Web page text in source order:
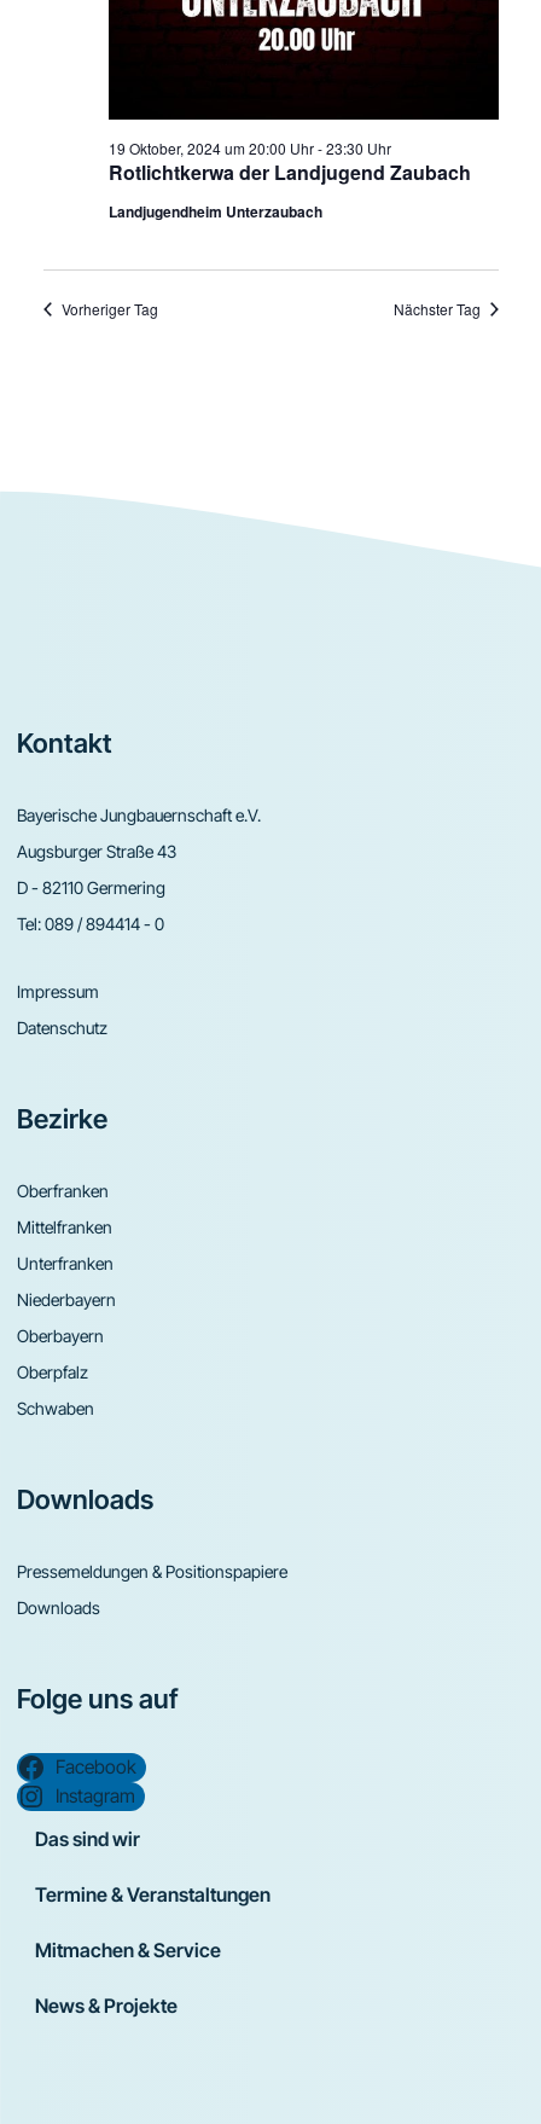
Rotlichtkerwa der Landjugend Zaubach
19 Oktober, 2024 um 20:00 Uhr-23:30 Uhr
Landjugendheim Unterzaubach
Vorheriger Tag Nächster Tag
Footer
Kontakt
Bayerische Jungbauernschaft e.V.
Augsburger Straße 43
D - 82110 Germering
Tel:089 / 894414 - 0
Impressum
Datenschutz
Bezirke
Oberfranken
Mittelfranken
Unterfranken
Niederbayern
Oberbayern
Oberpfalz
Schwaben
Downloads
Pressemeldungen & Positionspapiere
Downloads
Folge uns auf
Facebook
Instagram
Das sind wir
Termine & Veranstaltungen
Mitmachen & Service
News & Projekte